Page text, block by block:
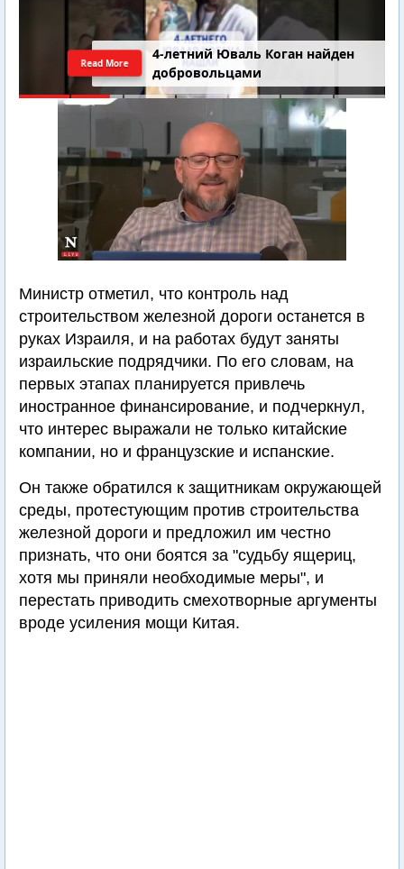
4-летний Юваль Коган найден
добровольцами
Read More
Министр отметил, что контроль над
строительством железной дороги останется в
руках Израиля, и на работах будут заняты
израильские подрядчики. По его словам, на
первых этапах планируется привлечь
иностранное финансирование, и подчеркнул,
что интерес выражали не только китайские
компании, но и французские и испанские.
Он также обратился к защитникам окружающей
среды, протестующим против строительства
железной дороги и предложил им честно
признать, что они боятся за "судьбу ящериц,
хотя мы приняли необходимые меры", и
перестать приводить смехотворные аргументы
вроде усиления мощи Китая.